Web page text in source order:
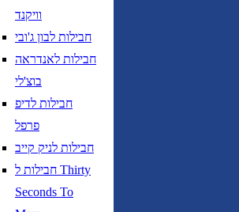
וויקנד
חבילות לבון ג'ובי
חבילות לאנדראה
בוצ'לי
חבילות לדיפ
פרפל
חבילות לניק קייב
חבילות ל Thirty
Seconds To
נא לוודא בחירת יעד לפני בחירת
תאריך יציאה,